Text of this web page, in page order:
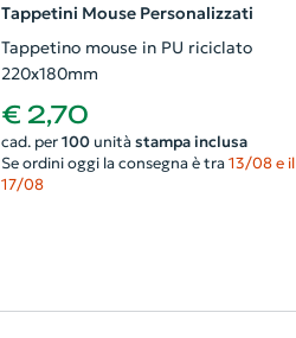
Tappetini Mouse Personalizzati
Tappetino mouse in PU riciclato
220x180mm
€ 2,70
cad. per 100unità stampa inclusa
Se ordini oggi la consegna è tra 13/08 e il
17/08